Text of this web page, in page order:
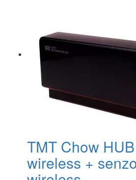
TMT Chow
wireless +